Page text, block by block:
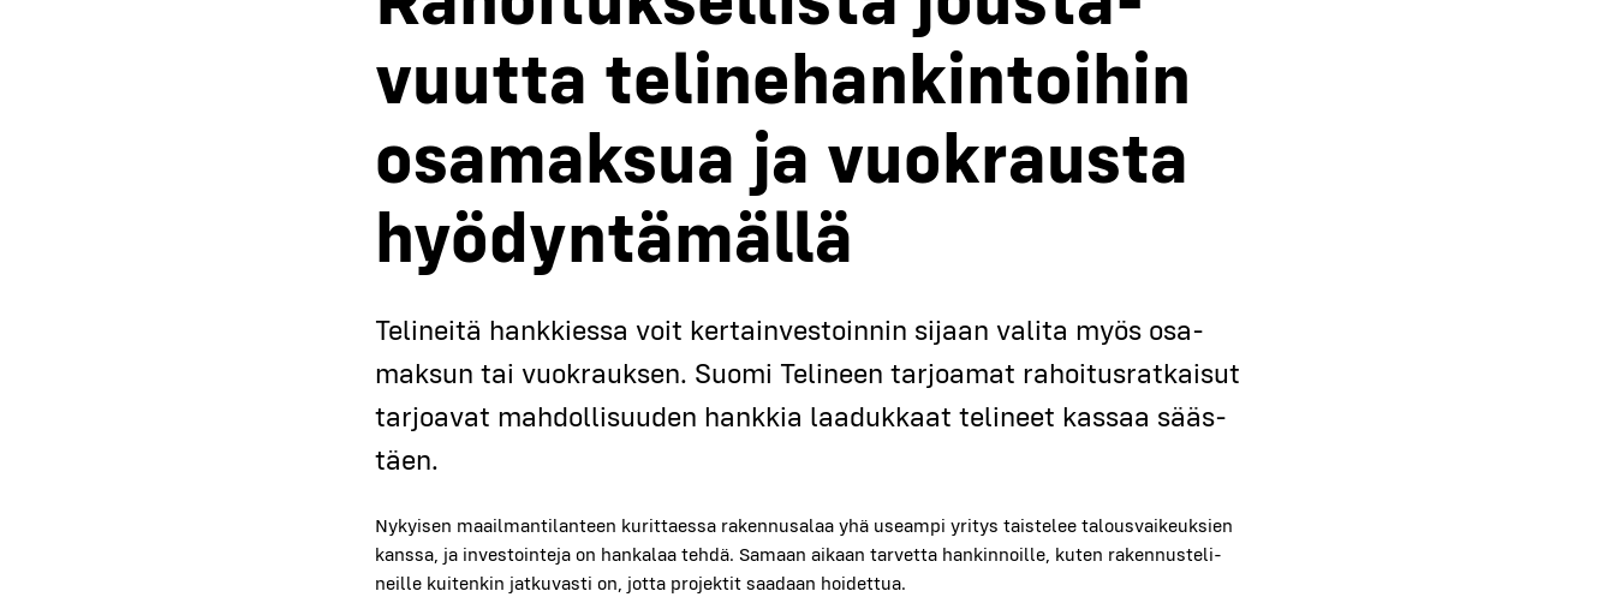
vuut­ta teli­ne­han­kin­toi­hin
osa­mak­sua ja vuo­kraus­ta
hyö­dyn­tä­mäl­lä
Teli­nei­tä hank­kies­sa voit ker­tain­ves­toin­nin sijaan vali­ta myös osa­
mak­sun tai vuo­krauk­sen. Suo­mi Teli­neen tar­joa­mat rahoi­tus­rat­kai­sut
tar­joa­vat mah­dol­li­suu­den hank­kia laa­duk­kaat teli­neet kas­saa sääs­
täen.
Nykyi­sen maa­il­man­ti­lan­teen kurit­taes­sa raken­nusa­laa yhä useam­pi yri­tys tais­te­lee talous­vai­keuk­sien
kans­sa, ja inves­toin­te­ja on han­ka­laa teh­dä. Samaan aikaan tar­vet­ta han­kin­noil­le, kuten raken­nus­te­li­
neil­le kui­ten­kin jat­ku­vas­ti on, jot­ta pro­jek­tit saa­daan hoi­det­tua.